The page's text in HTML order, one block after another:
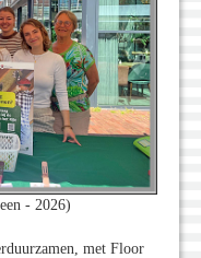
- 2026)
met Floor